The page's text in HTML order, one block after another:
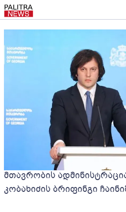
მთავრობის
კობახიძის ბრიფინგი